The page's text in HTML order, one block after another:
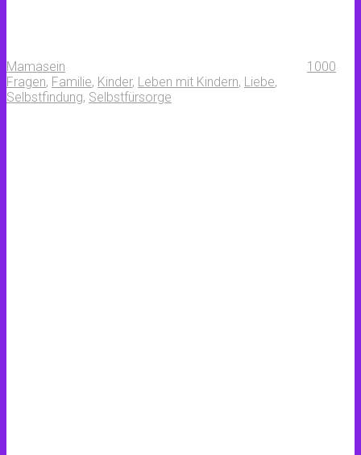
Mamasein
1000
Fragen, Familie, Kinder, Leben mit Kindern, Liebe,
Selbstfindung, Selbstfürsorge